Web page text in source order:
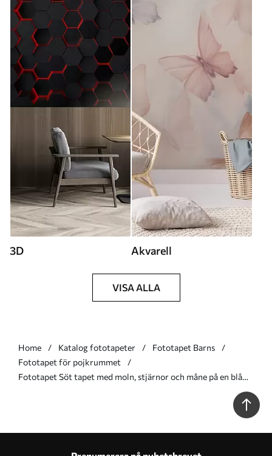
3D Akvarell
VISA ALLA
Home Katalog fototapeter
Fototapet Barns
Fototapet för pojkrummet
Fototapet Söt tapet med moln, stjärnor och måne på en blå